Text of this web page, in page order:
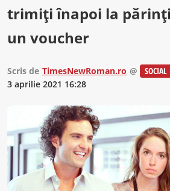
trimiți înapoi la
un voucher
Scris de TimesNewRoman.ro @
SOCIAL
3 aprilie 2021 16:28